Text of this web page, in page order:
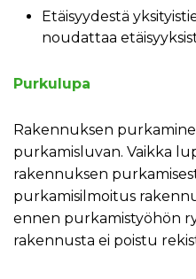
Etäisyydestä
noudattaa
Purkulupa
Rakennuksen
purkamisluvan. Vaikka
rakennuksen
purkamisilmoitus
ennen purkamistyöhön
rakennusta ei poistu